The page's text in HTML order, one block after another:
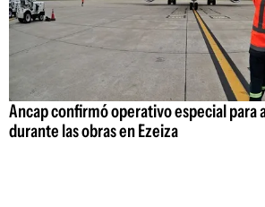
Ancap confirmó operativo especial para
durante las obras en Ezeiza